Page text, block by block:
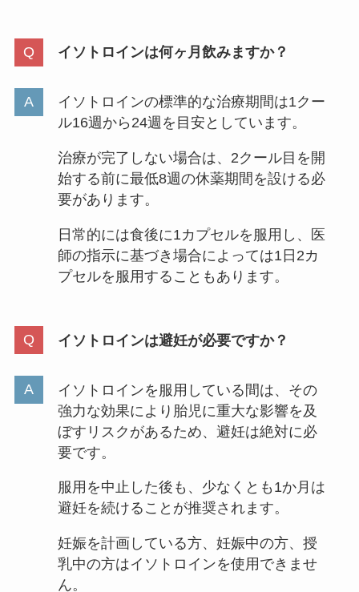
イソトロインは何ヶ月飲みますか？
イソトロインの標準的な治療期間は1クー
ル16週から24週を目安としています。
治療が完了しない場合は、2クール目を開
始する前に最低8週の休薬期間を設ける必
要があります。
日常的には食後に1カプセルを服用し、医
師の指示に基づき場合によっては1日2カ
プセルを服用することもあります。
イソトロインは避妊が必要ですか？
イソトロインを服用している間は、その
強力な効果により胎児に重大な影響を及
ぼすリスクがあるため、避妊は絶対に必
要です。
服用を中止した後も、少なくとも1か月は
避妊を続けることが推奨されます。
妊娠を計画している方、妊娠中の方、授
乳中の方はイソトロインを使用できませ
ん。